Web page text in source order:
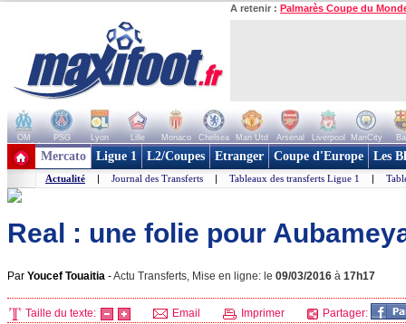
A retenir : Palmarès Coupe du
OM PSG Lyon Lille Monaco Chelsea Man Utd Arsenal Liverpool ManCity
+ de clubs
Mercato Ligue 1 L2/Coupes Etranger Coupe d'Europe Les
Actualité | Journal des Transferts | Tableaux des transferts Ligue 1 |
Real : une folie pour
Par Youcef Touaitia -Actu Transferts, Mise en ligne: le 09/03/2016 à 17h17
Taille du texte: Email Imprimer Partager: